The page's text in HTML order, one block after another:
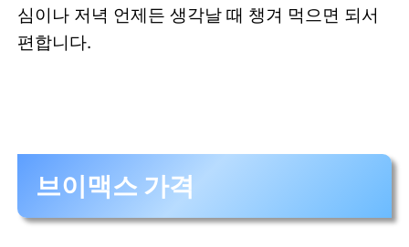
심이나 저녁 언제든 생각날 때 챙겨 먹으면 되서
편합니다.
브이맥스 가격